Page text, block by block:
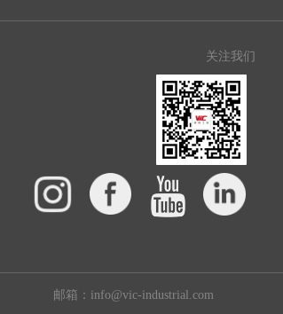
邮箱：info@vic-industrial.com
关注我们